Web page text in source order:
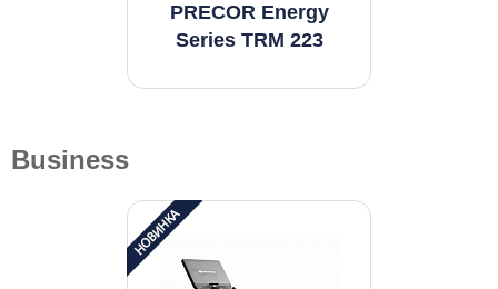
PRECOR Energy
Series TRM 223
Business